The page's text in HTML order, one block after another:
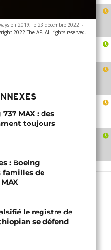
en 2019, le 23 décembre 2022 -
2022 The AP. All rights reserved.
MAX : des
toujours
: Boeing
familles de
le registre de
se défend